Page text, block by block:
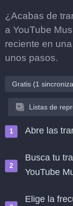
¿Acabas de
a YouTube
reciente en
unos pasos.
Gratis (1
Listas de
Abre las
Busca tu
YouTube
Elige la